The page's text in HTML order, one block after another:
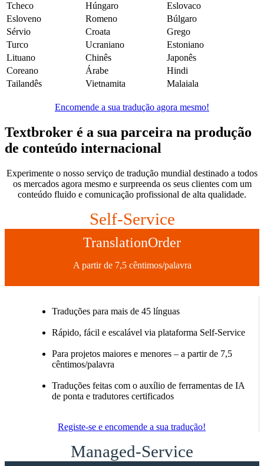
Tcheco
Húngaro
Eslovaco
Esloveno
Romeno
Búlgaro
Sérvio
Croata
Grego
Turco
Ucraniano
Estoniano
Lituano
Chinês
Japonês
Coreano
Árabe
Hindi
Tailandês
Vietnamita Malaiala
Encomende a sua tradução agora mesmo!
Textbroker é a sua parceira na produção
de conteúdo internacional
Experimente o nosso serviço de tradução mundial destinado a todos
os mercados agora mesmo e surpreenda os seus clientes com um
conteúdo fluido e comunicação profissional de alta qualidade.
Self-Service
TranslationOrder
A partir de 7,5 cêntimos/palavra
Traduções para mais de 45 línguas
Rápido, fácil e escalável via plataforma Self-Service
Para projetos maiores e menores – a partir de 7,5
cêntimos/palavra
Traduções feitas com o auxílio de ferramentas de IA
de ponta e tradutores certificados
Registe-se e encomende a sua tradução!
Managed-Service